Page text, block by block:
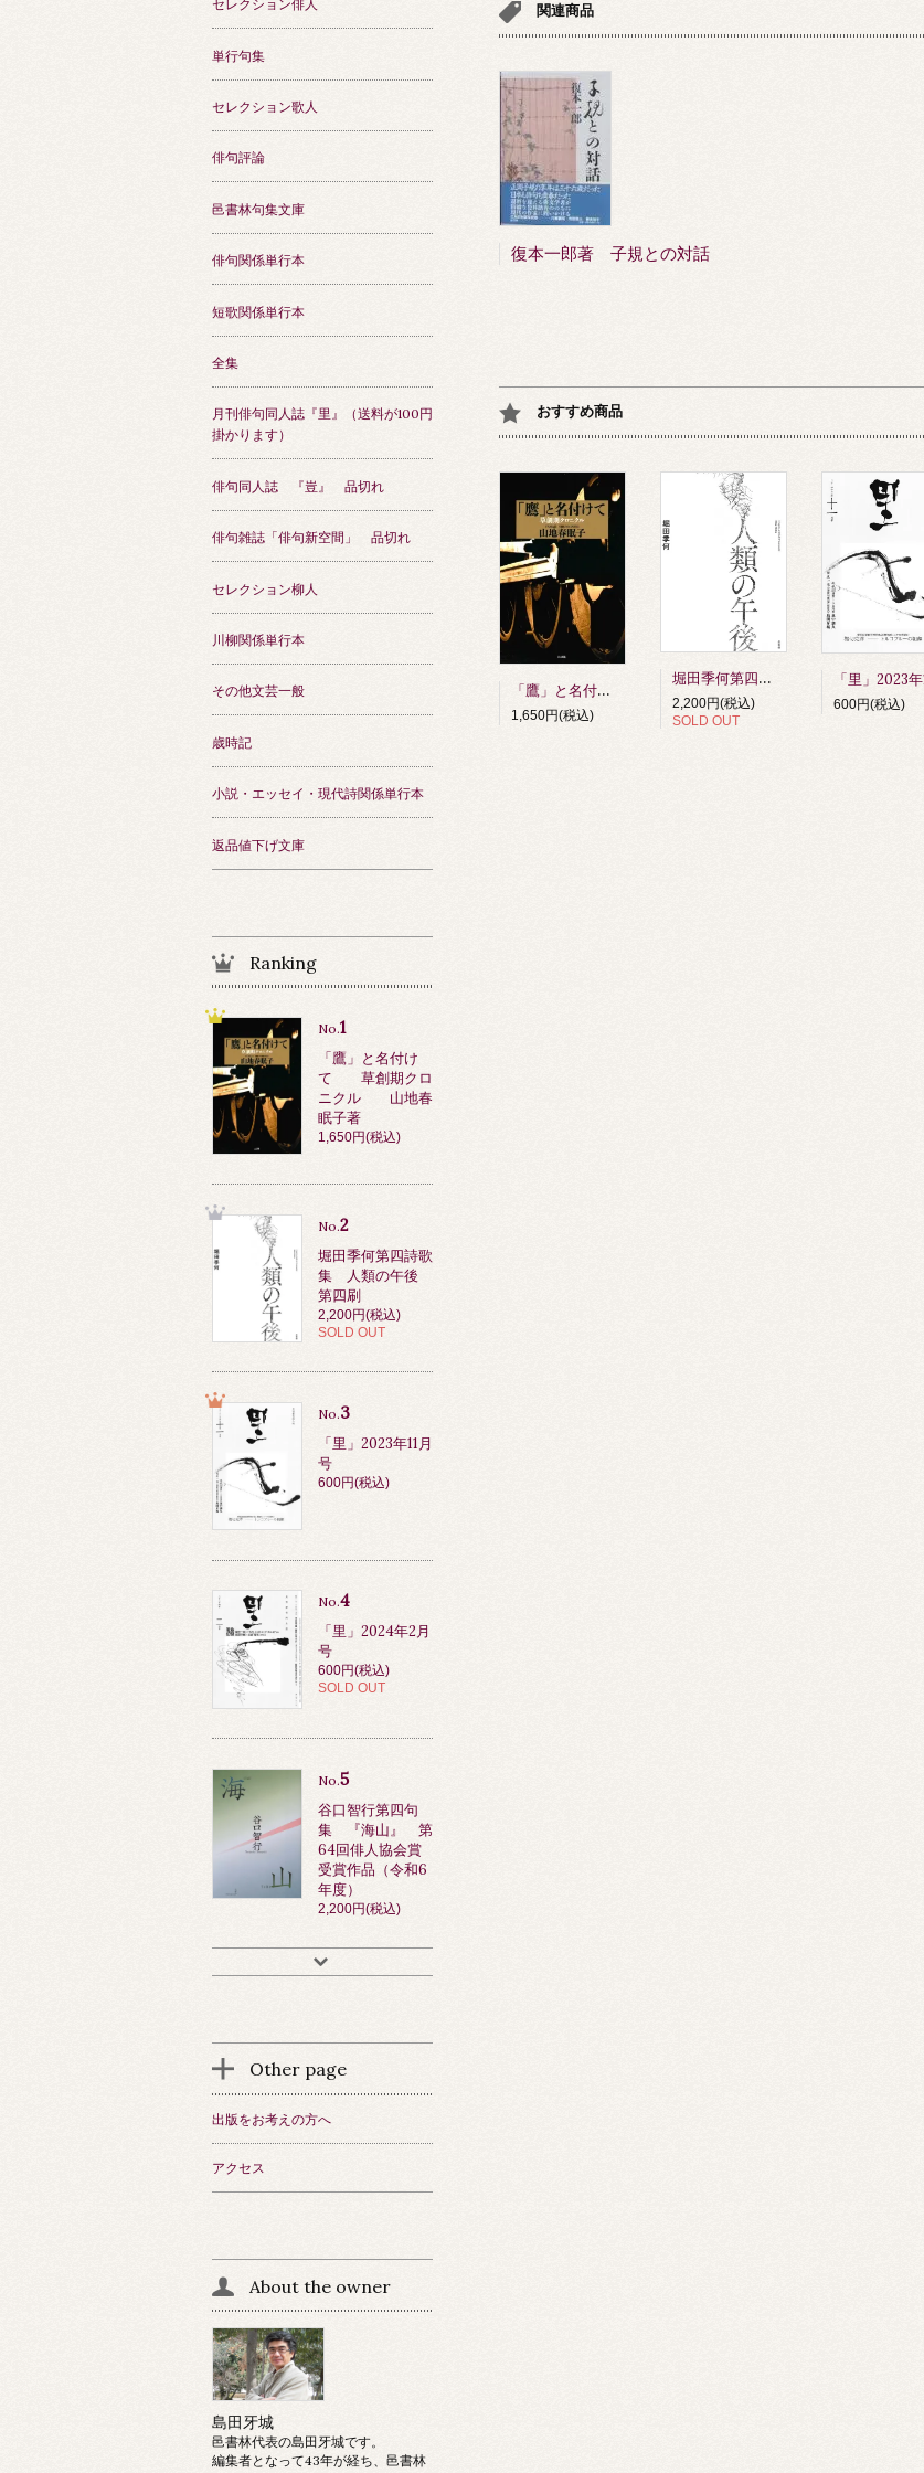
関連商品
復本一郎著 子規との対話
おすすめ商品
「鷹」と名付けて 草創期クロニクル 山地春眠子著
1,650円(税込)
堀田季何第四詩歌集 人類の午後 第四刷
2,200円(税込)
SOLD OUT
600円(税込)
セレクション俳人
単行句集
セレクション歌人
俳句評論
邑書林句集文庫
俳句関係単行本
短歌関係単行本
全集
月刊俳句同人誌『里』（送料が100円
掛かります）
俳句同人誌 『豈』 品切れ
俳句雑誌「俳句新空間」 品切れ
セレクション柳人
川柳関係単行本
その他文芸一般
歳時記
小説・エッセイ・現代詩関係単行本
返品値下げ文庫
Ranking
No.1
「鷹」と名付け
て 草創期クロ
ニクル 山地春
眠子著
1,650円(税込)
No.2
堀田季何第四詩歌
集 人類の午後
第四刷
2,200円(税込)
SOLD OUT
No.3
「里」2023年11月
号
600円(税込)
No.4
「里」2024年2月
号
600円(税込)
SOLD OUT
No.5
谷口智行第四句
集 『海山』 第
64回俳人協会賞
受賞作品（令和6
年度）
2,200円(税込)
Other page
出版をお考えの方へ
アクセス
About the owner
島田牙城
邑書林代表の島田牙城です。
編集者となって43年が経ち、邑書林